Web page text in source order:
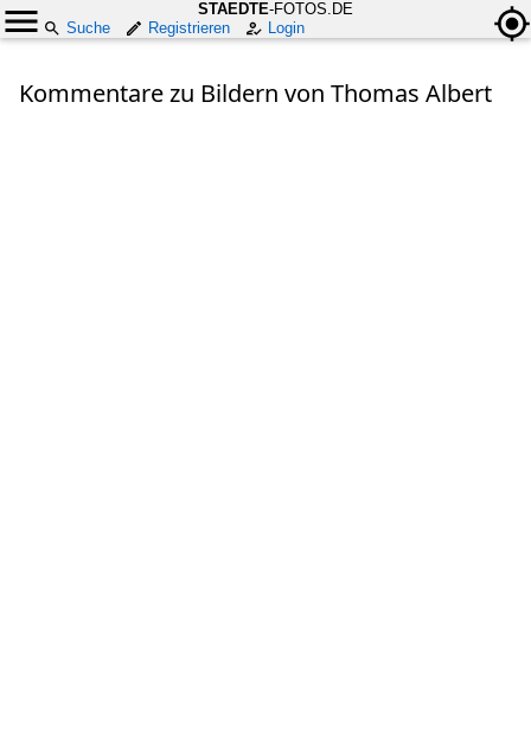
STAEDTE-FOTOS.DE
Suche
Registrieren Login
Kommentare zu Bildern von Thomas Albert